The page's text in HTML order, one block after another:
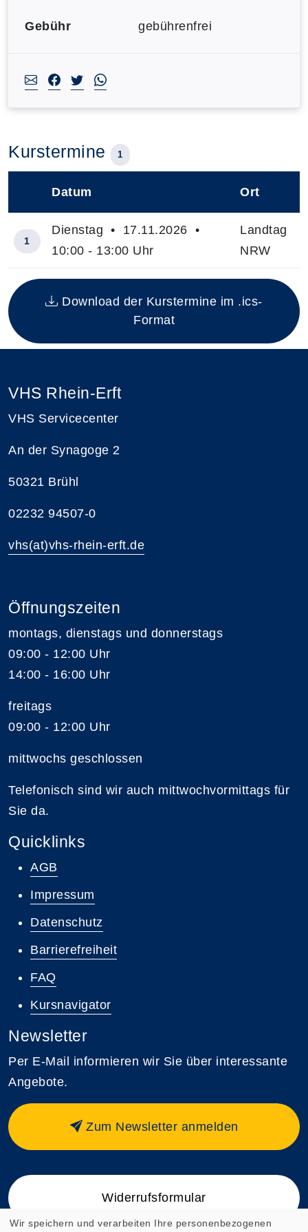
Gebühr gebührenfrei
Kurstermine 1
Insgesamt gibt es 1 Termine zum diesen Kurs
Datum Ort
1
Dienstag • 17.11.2026 •
10:00 - 13:00 Uhr
Landtag
NRW
Download der Kurstermine im .ics-
Format
VHS Rhein-Erft
VHS Servicecenter
An der Synagoge 2
50321 Brühl
02232 94507-0
vhs(at)vhs-rhein-erft.de
Öffnungszeiten
montags, dienstags und donnerstags
09:00 - 12:00 Uhr
14:00 - 16:00 Uhr
freitags
09:00 - 12:00 Uhr
mittwochs geschlossen
Telefonisch sind wir auch mittwochvormittags für
Sie da.
Quicklinks
AGB
Impressum
Datenschutz
Barrierefreiheit
FAQ
Kursnavigator
Newsletter
Per E-Mail informieren wir Sie über interessante
Angebote.
Zum Newsletter anmelden
Widerrufsformular
Wir speichern und verarbeiten Ihre personenbezogenen